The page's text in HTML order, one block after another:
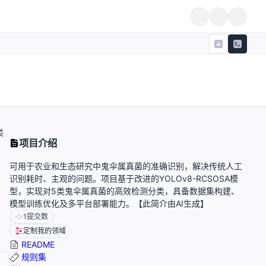
项目介绍
可用于农业和生态研究中鬼伞属真菌的准确识别，解决传统人工
识别耗时、主观的问题。项目基于改进的YOLOv8-RCSOSA模
型，实现对5类鬼伞属真菌的高效检测分类，具备数据集构建、
模型训练优化及多平台部署能力。【此简介由AI生成】
1提交数
定制我的领域
README
规则集